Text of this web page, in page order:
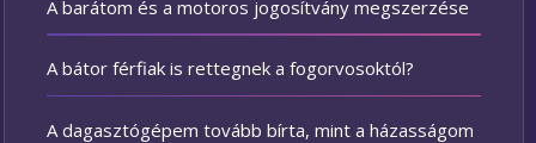
A barátom és a motoros jogosítvány megszerzése
A bátor férfiak is rettegnek a fogorvosoktól?
A dagasztógépem tovább bírta, mint a házasságom